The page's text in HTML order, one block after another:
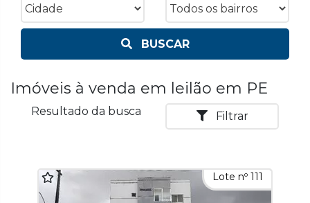
BUSCAR
Imóveis à venda em leilão em PE
Resultado da busca Filtrar
Lote nº 111